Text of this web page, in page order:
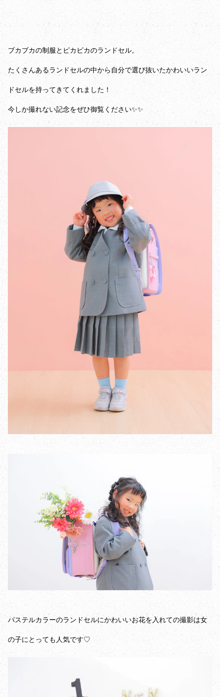
ブカブカの制服とピカピカのランドセル。
たくさんあるランドセルの中から自分で選び抜いたかわいいラン
ドセルを持ってきてくれました！
今しか撮れない記念をぜひ御覧ください✨✨
パステルカラーのランドセルにかわいいお花を入れての撮影は女
の子にとっても人気です♡